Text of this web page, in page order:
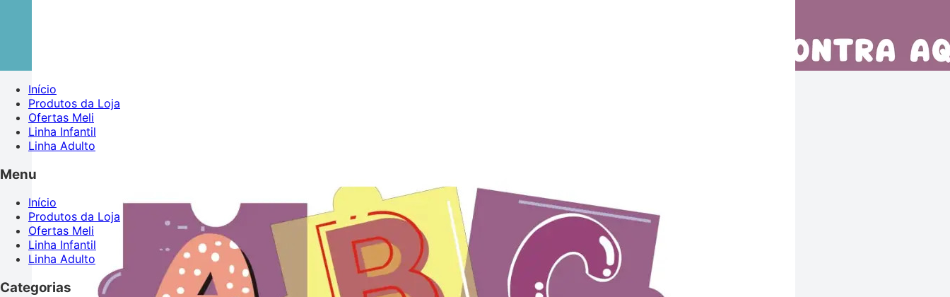
Início
Produtos da Loja
Ofertas Meli
Linha Infantil
Linha Adulto
Menu
Início
Produtos da Loja
Ofertas Meli
Linha Infantil
Linha Adulto
Categorias